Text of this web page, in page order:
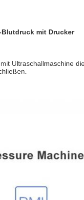
mit Drucker
Ultraschallmaschine